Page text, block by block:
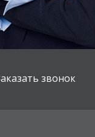
звонок